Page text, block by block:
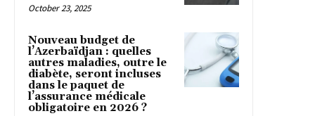
October 23, 2025
Nouveau budget de
l’Azerbaïdjan : quelles
autres maladies, outre le
diabète, seront incluses
dans le paquet de
l’assurance médicale
obligatoire en 2026 ?